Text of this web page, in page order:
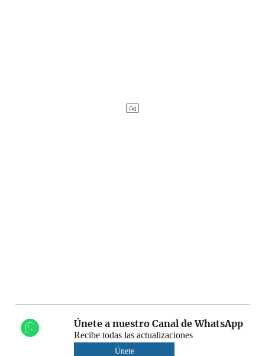
Únete a nuestro Canal de WhatsApp
Recibe todas las actualizaciones
Únete